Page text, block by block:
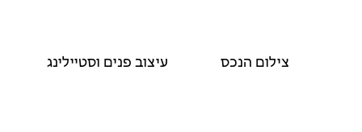
צילום הנכס עיצוב פנים וסטיילינג